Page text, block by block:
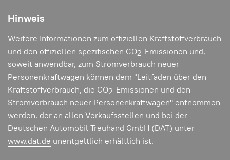
Hinweis
Weitere Informationen zum offiziellen Kraftstoffverbrauch
und den offiziellen spezifischen CO2-Emissionen und,
soweit anwendbar, zum Stromverbrauch neuer
Personenkraftwagen können dem "Leitfaden über den
Kraftstoffverbrauch, die CO2-Emissionen und den
Stromverbrauch neuer Personenkraftwagen" entnommen
werden, der an allen Verkaufsstellen und bei der
Deutschen Automobil Treuhand GmbH (DAT) unter
www.dat.de unentgeltlich erhältlich ist.